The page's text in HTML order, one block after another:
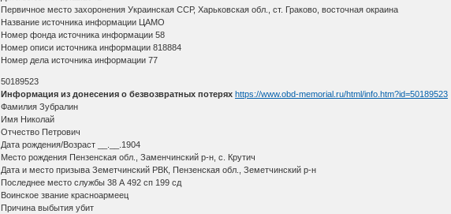
Первичное место захоронения Украинская ССР, Харьковская обл., ст. Граково, восточная окраина
Название источника информации ЦАМО
Номер фонда источника информации 58
Номер описи источника информации 818884
Номер дела источника информации 77
50189523
Информация из донесения о безвозвратных потерях https://www.obd-memorial.ru/html/info.htm?id=50189523
Фамилия Зубралин
Имя Николай
Отчество Петрович
Дата рождения/Возраст __.__.1904
Место рождения Пензенская обл., Заменчинский р-н, с. Крутич
Дата и место призыва Земетчинский РВК, Пензенская обл., Земетчинский р-н
Последнее место службы 38 А 492 сп 199 сд
Воинское звание красноармеец
Причина выбытия убит